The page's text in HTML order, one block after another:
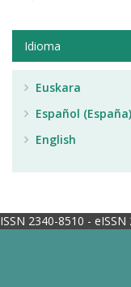
Idioma
Euskara
Español (España)
English
ISSN 2340-8510 -